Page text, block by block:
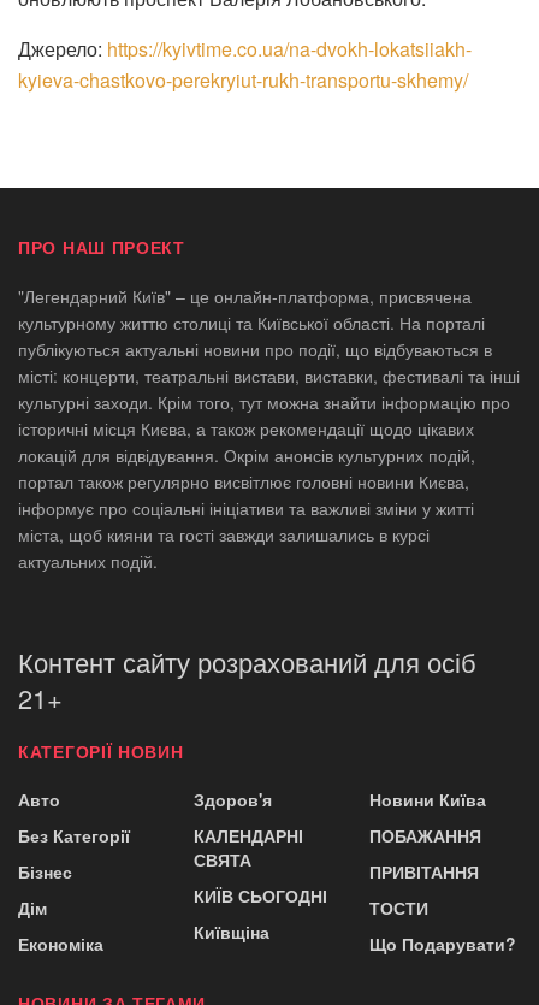
Джерело: https://kyivtime.co.ua/na-dvokh-lokatsiiakh-
kyieva-chastkovo-perekryiut-rukh-transportu-skhemy/
ПРО НАШ ПРОЕКТ
"Легендарний Київ" – це онлайн-платформа, присвячена
культурному життю столиці та Київської області. На порталі
публікуються актуальні новини про події, що відбуваються в
місті: концерти, театральні вистави, виставки, фестивалі та інші
культурні заходи. Крім того, тут можна знайти інформацію про
історичні місця Києва, а також рекомендації щодо цікавих
локацій для відвідування. Окрім анонсів культурних подій,
портал також регулярно висвітлює головні новини Києва,
інформує про соціальні ініціативи та важливі зміни у житті
міста, щоб кияни та гості завжди залишались в курсі
актуальних подій.
Контент сайту розрахований для осіб
21+
КАТЕГОРІЇ НОВИН
Авто
Без Категорії
Бізнес
Дім
Економіка
Здоров'я
КАЛЕНДАРНІ
СВЯТА
КИЇВ СЬОГОДНІ
Київщіна
Новини Київа
ПОБАЖАННЯ
ПРИВІТАННЯ
ТОСТИ
Що Подарувати?